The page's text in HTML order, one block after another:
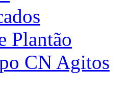
Plantão
CN Agitos